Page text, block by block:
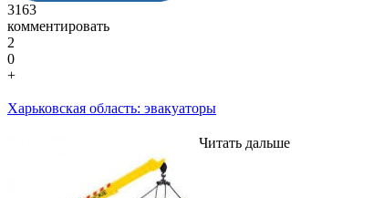
3163
комментировать
2
0
+
Харьковская область: эвакуаторы
Читать дальше